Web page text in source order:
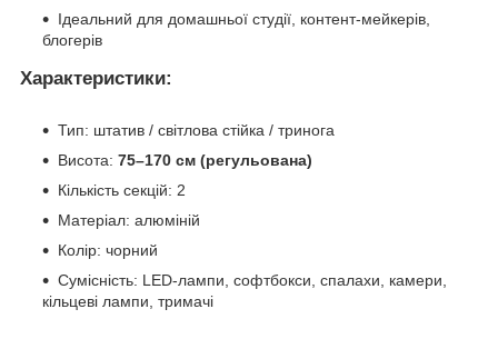
Ідеальний для домашньої студії, контент-мейкерів,
блогерів
Характеристики:
Тип: штатив / світлова стійка / тринога
Висота: 75–170 см (регульована)
Кількість секцій: 2
Матеріал: алюміній
Колір: чорний
Сумісність: LED-лампи, софтбокси, спалахи, камери,
кільцеві лампи, тримачі